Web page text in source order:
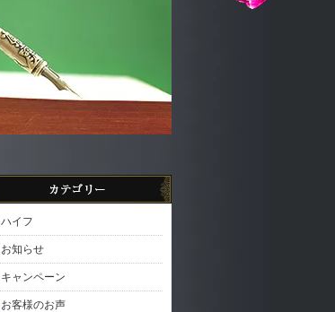
ハイフ
お知らせ
キャンペーン
お客様のお声